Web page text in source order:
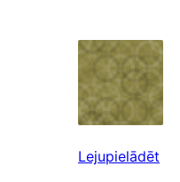
Lejupielādēt